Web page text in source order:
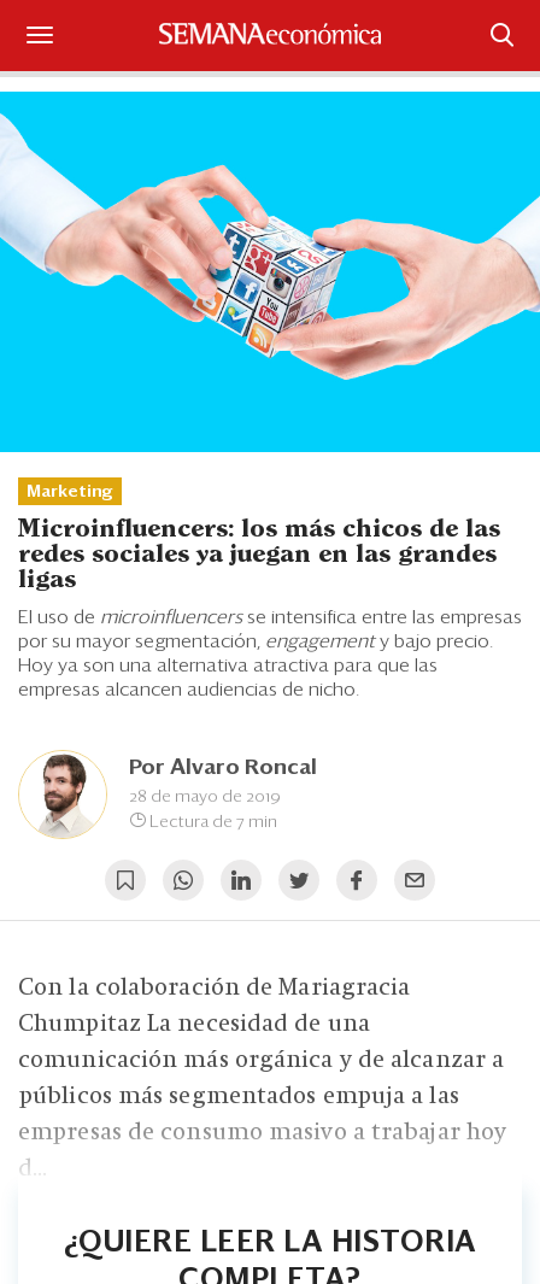
Suscríbase
Portada
¿Qué está pasando?
Sectores y Empresas
Legal y Política
Eventos
Ranking CEO
Marketing
Microinfluencers: los más chicos de las
redes sociales ya juegan en las grandes
ligas
El uso de microinfluencersse intensifica entre las empresas
por su mayor segmentación, engagementy bajo precio.
Hoy ya son una alternativa atractiva para que las
empresas alcancen audiencias de nicho.
Por Alvaro Roncal
28 de mayo de 2019
Lectura de 7 min
Con la colaboración de Mariagracia
Chumpitaz La necesidad de una
comunicación más orgánica y de alcanzar a
públicos más segmentados empuja a las
empresas de consumo masivo a trabajar hoy
d...
¿QUIERE LEER LA HISTORIA